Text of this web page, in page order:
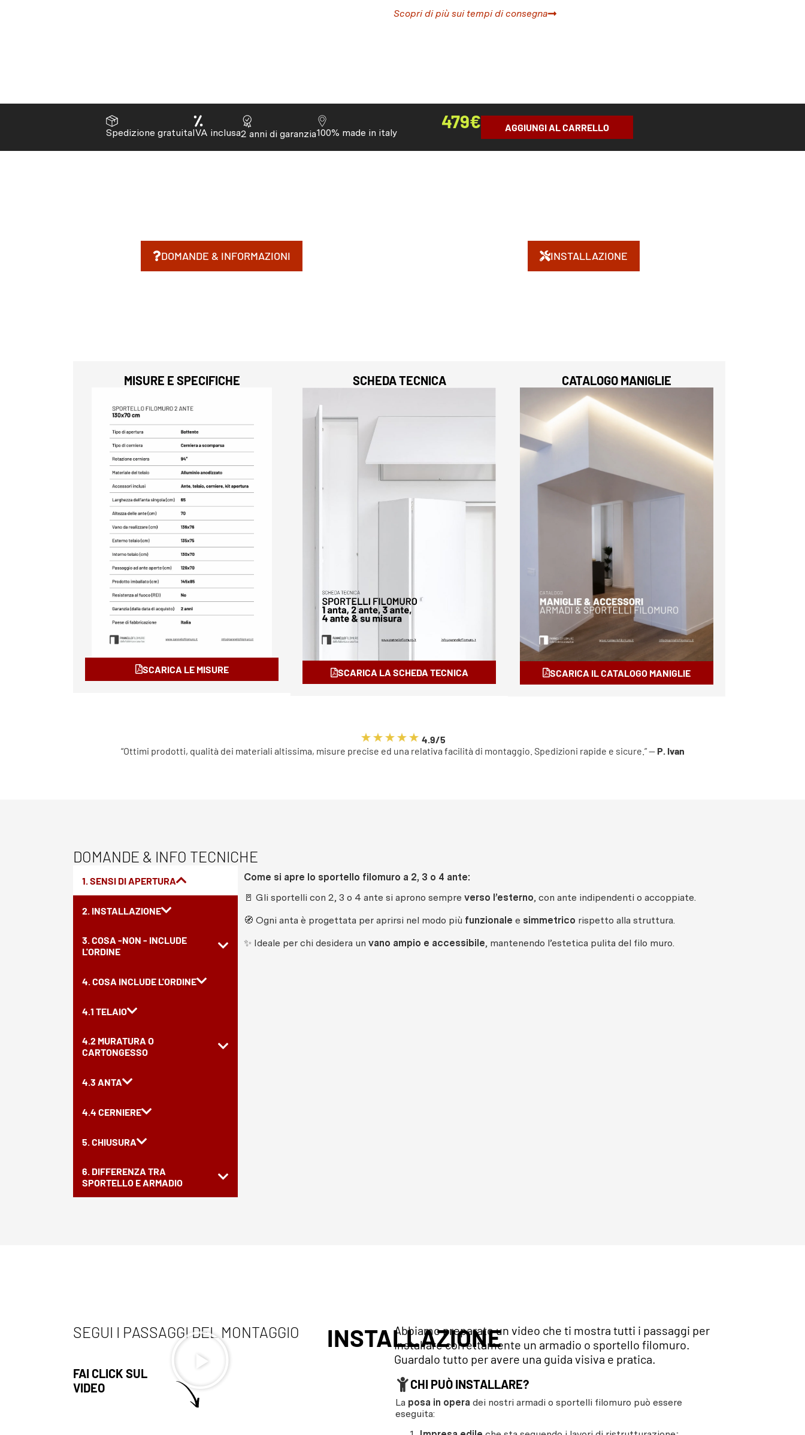
Scopri di più sui tempi di consegna
Spedizione gratuitaIVA inclusa2 anni di garanzia100% made in italy
479€ AGGIUNGI AL CARRELLO
DOMANDE & INFORMAZIONI INSTALLAZIONE
MISURE E SPECIFICHE
SCARICA LE MISURE
SCHEDA TECNICA
SCARICA LA SCHEDA TECNICA
CATALOGO MANIGLIE
SCARICA IL CATALOGO MANIGLIE
4.9/5
“Ottimi prodotti, qualità dei materiali altissima, misure precise ed una relativa facilità di montaggio. Spedizioni rapide e sicure.” — P. Ivan
DOMANDE & INFO TECNICHE
1. SENSI DI APERTURA
2. INSTALLAZIONE
3. COSA -NON - INCLUDE
L'ORDINE
4. COSA INCLUDE L'ORDINE
4.1 TELAIO
4.2 MURATURA O
CARTONGESSO
4.3 ANTA
4.4 CERNIERE
5. CHIUSURA
6. DIFFERENZA TRA
SPORTELLO E ARMADIO
Come si apre lo sportello filomuro a 2, 3 o 4 ante:
🚪 Gli sportelli con 2, 3 o 4 ante si aprono sempre verso l’esterno, con ante indipendenti o accoppiate.
🧭 Ogni anta è progettata per aprirsi nel modo più funzionale e simmetrico rispetto alla struttura.
✨ Ideale per chi desidera un vano ampio e accessibile, mantenendo l’estetica pulita del filo muro.
SEGUI I PASSAGGI DEL MONTAGGIO INSTALLAZIONE
Abbiamo preparato un video che ti mostra tutti i passaggi per
installare correttamente un armadio o sportello filomuro.
Guardalo tutto per avere una guida visiva e pratica.
FAI CLICK SUL
VIDEO
CHI PUÒ INSTALLARE?
La posa in opera dei nostri armadi o sportelli filomuro può essere
eseguita: